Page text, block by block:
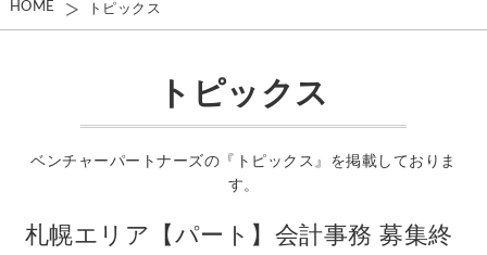
HOME トピックス
トピックス
ベンチャーパートナーズの『トピックス』を掲載しておりま
す。
札幌エリア【パート】会計事務 募集終